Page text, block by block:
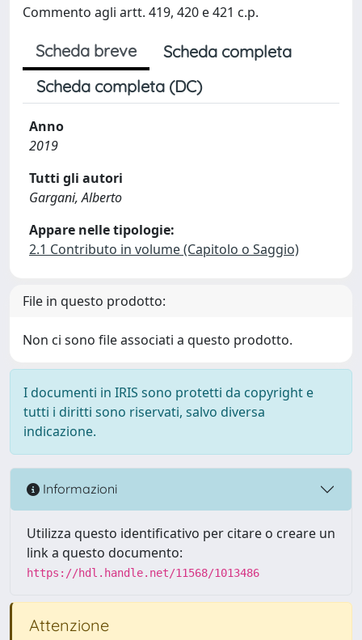
Commento agli artt. 419, 420 e 421 c.p.
Scheda breve
Scheda completa
Scheda completa (DC)
Anno
2019
Tutti gli autori
Gargani, Alberto
Appare nelle tipologie:
2.1 Contributo in volume (Capitolo o Saggio)
File in questo prodotto:
Non ci sono file associati a questo prodotto.
I documenti in IRIS sono protetti da copyright e
tutti i diritti sono riservati, salvo diversa
indicazione.
Informazioni
Utilizza questo identificativo per citare o creare un
link a questo documento:
https://hdl.handle.net/11568/1013486
Attenzione